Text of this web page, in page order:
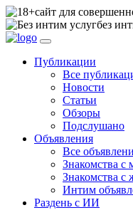
сайт для
без
Публикации
Все
Новости
Статьи
Обзоры
Подслушано
Объявления
Все
Знакомства
Знакомства
Интим
Раздень с ИИ